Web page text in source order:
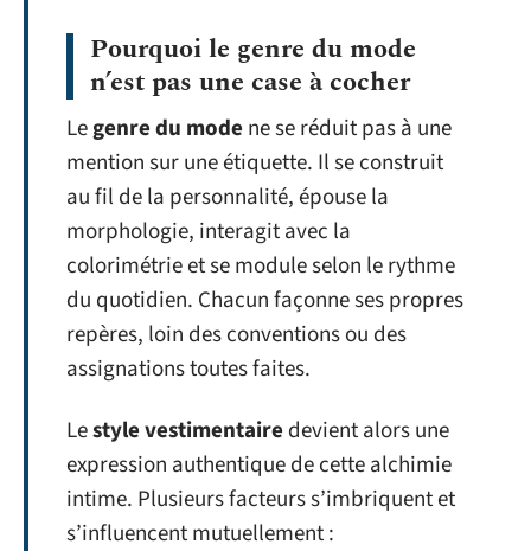
Pourquoi le genre du mode
n’est pas une case à cocher
Legenre du mode ne se réduit pas à une
mention sur une étiquette. Il se construit
au fil de la personnalité, épouse la
morphologie, interagit avec la
colorimétrie et se module selon le rythme
du quotidien. Chacun façonne ses propres
repères, loin des conventions ou des
assignations toutes faites.
Lestyle vestimentaire devient alors une
expression authentique de cette alchimie
intime. Plusieurs facteurs s’imbriquent et
s’influencent mutuellement :